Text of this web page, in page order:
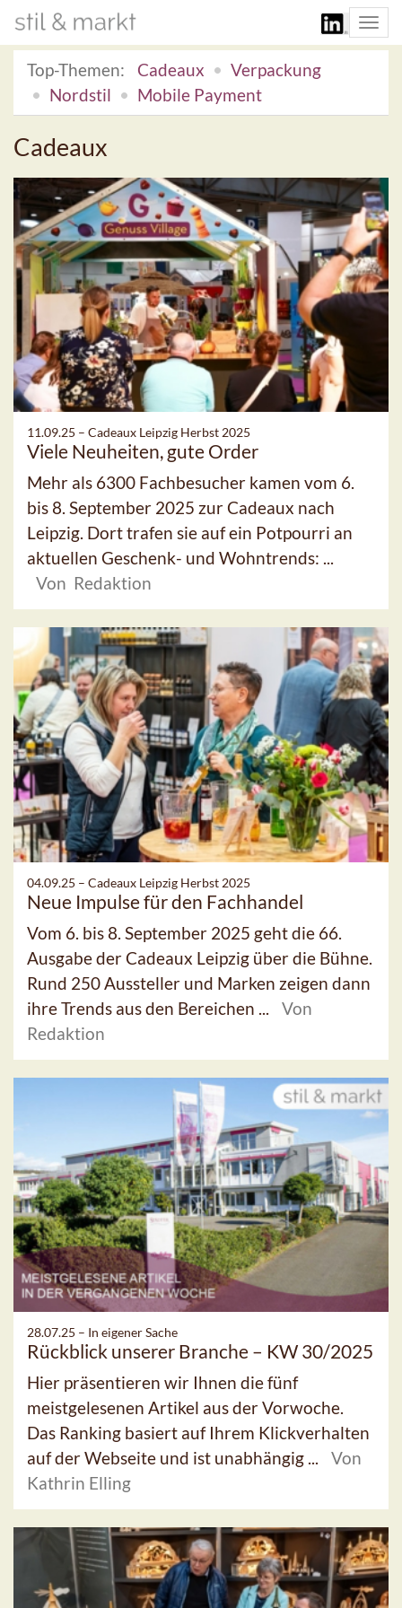
Top-Themen:
Cadeaux
Verpackung
Nordstil
Mobile Payment
Cadeaux
11.09.25 – Cadeaux Leipzig Herbst 2025
Viele Neuheiten, gute Order
Mehr als 6300 Fachbesucher kamen vom 6.
bis 8. September 2025 zur Cadeaux nach
Leipzig. Dort trafen sie auf ein Potpourri an
aktuellen Geschenk- und Wohntrends: ...
Von Redaktion
04.09.25 – Cadeaux Leipzig Herbst 2025
Neue Impulse für den Fachhandel
Vom 6. bis 8. September 2025 geht die 66.
Ausgabe der Cadeaux Leipzig über die Bühne.
Rund 250 Aussteller und Marken zeigen dann
ihre Trends aus den Bereichen ...
Von
Redaktion
28.07.25 – In eigener Sache
Rückblick unserer Branche – KW 30/2025
Hier präsentieren wir Ihnen die fünf
meistgelesenen Artikel aus der Vorwoche.
Das Ranking basiert auf Ihrem Klickverhalten
auf der Webseite und ist unabhängig ...
Von
Kathrin Elling